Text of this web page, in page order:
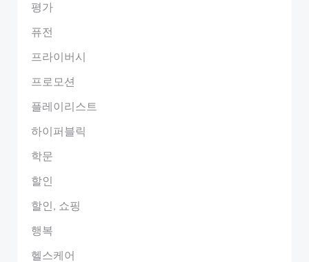
평가
퓨전
프라이버시
프로모션
플레이리스트
하이퍼블릭
학문
할인
할인, 쇼핑
행복
헬스케어